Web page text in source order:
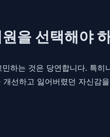
을 선택해야
하는 것은 당연합니다. 특
선하고 잃어버렸던 자신